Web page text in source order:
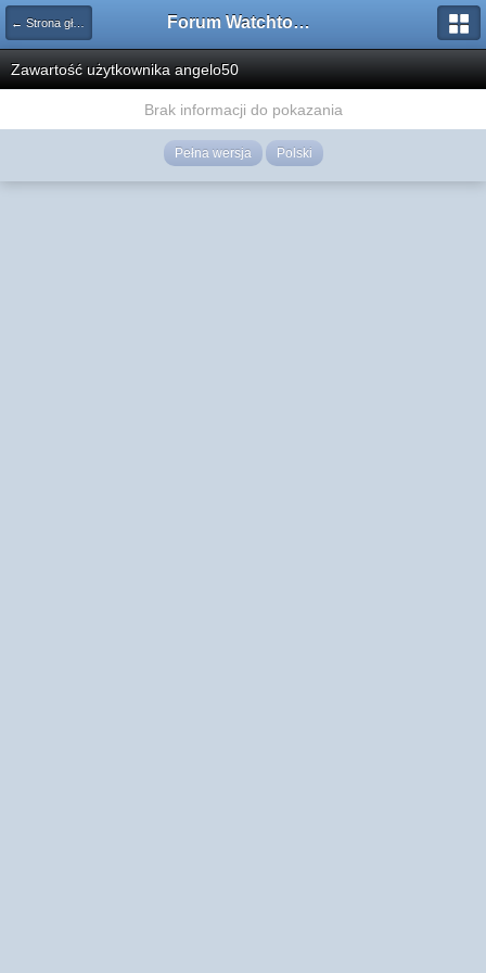
← Strona główna Forum Watchtower
Zawartość użytkownika angelo50
Brak informacji do pokazania
Pełna wersja Polski